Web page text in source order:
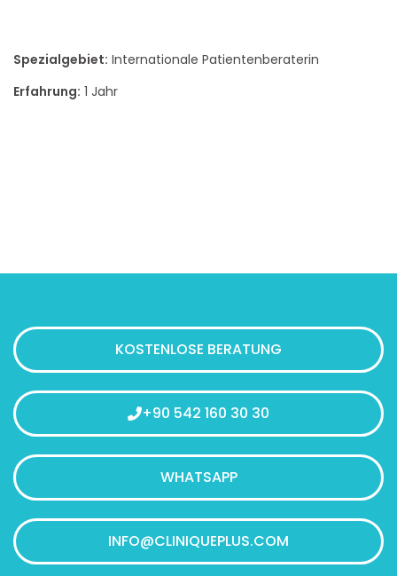
Spezialgebiet: Internationale Patientenberaterin
Erfahrung: 1 Jahr
KOSTENLOSE BERATUNG
+90 542 160 30 30
WHATSAPP
INFO@CLINIQUEPLUS.COM